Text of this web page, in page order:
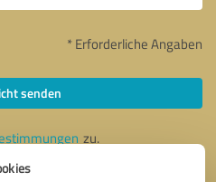
* Erforderliche Angaben
senden
zu.